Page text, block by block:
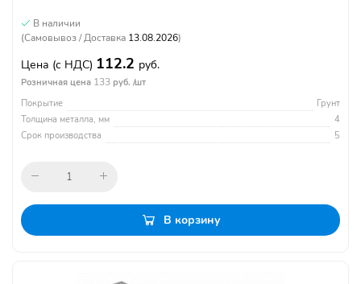
В наличии
(Самовывоз / Доставка 13.08.2026)
Цена (с НДС) 112.2 руб.
Розничная цена 133 руб. /шт
Покрытие
Грунт
Толщина металла, мм
4
Срок производства
5
В корзину